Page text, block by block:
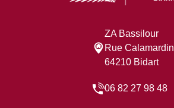
ZA Bassilour
Rue Calamardin
64210 Bidart
06 82 27 98 48